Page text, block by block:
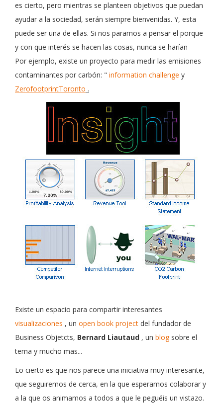
es cierto, pero mientras se planteen objetivos que puedan
ayudar a la sociedad, serán siempre bienvenidas. Y, esta
puede ser una de ellas. Si nos paramos a pensar el porque
y con que interés se hacen las cosas, nunca se harían
Por ejemplo, existe un proyecto para medir las emisiones
contaminantes por carbón: " information challenge y
ZerofootprintToronto .
Existe un espacio para compartir interesantes
visualizaciones , un open book project del fundador de
Business Objetcts, Bernard Liautaud , un blog sobre el
tema y mucho mas...
Lo cierto es que nos parece una iniciativa muy interesante,
que seguiremos de cerca, en la que esperamos colaborar y
a la que os animamos a todos a que le peguéis un vistazo.